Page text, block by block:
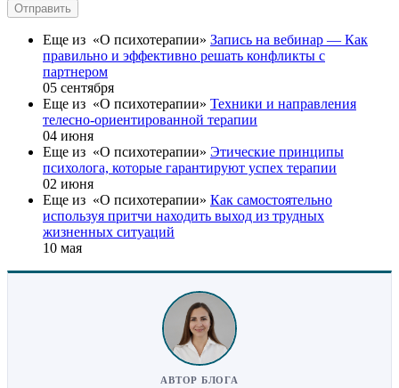
Отправить
Еще из «О психотерапии» Запись на вебинар — Как
правильно и эффективно решать конфликты с
партнером
05 сентября
Еще из «О психотерапии» Техники и направления
телесно-ориентированной терапии
04 июня
Еще из «О психотерапии» Этические принципы
психолога, которые гарантируют успех терапии
02 июня
Еще из «О психотерапии» Как самостоятельно
используя притчи находить выход из трудных
жизненных ситуаций
10 мая
АВТОР БЛОГА